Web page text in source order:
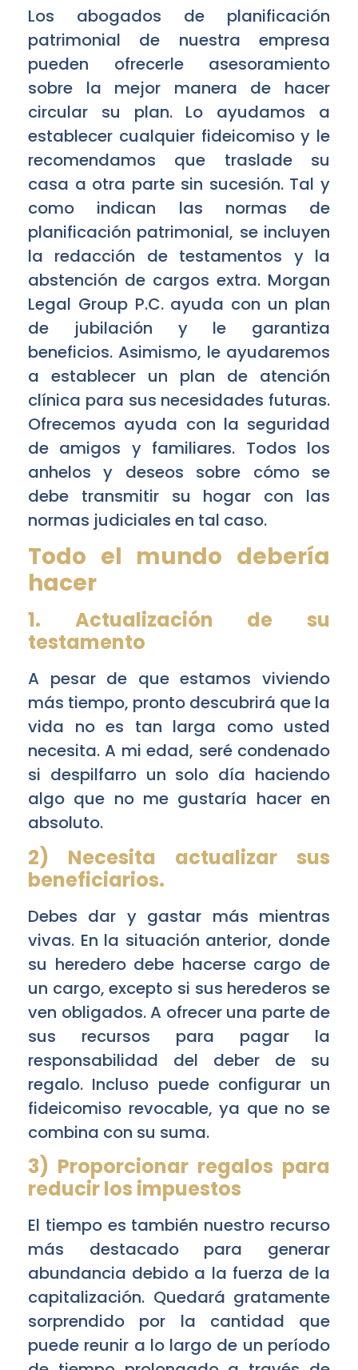
Los abogados de planificación
patrimonial de nuestra empresa
pueden ofrecerle asesoramiento
sobre la mejor manera de hacer
circular su plan. Lo ayudamos a
establecer cualquier fideicomiso y le
recomendamos que traslade su
casa a otra parte sin sucesión. Tal y
como indican las normas de
planificación patrimonial, se incluyen
la redacción de testamentos y la
abstención de cargos extra. Morgan
Legal Group P.C. ayuda con un plan
de jubilación y le garantiza
beneficios. Asimismo, le ayudaremos
a establecer un plan de atención
clínica para sus necesidades futuras.
Ofrecemos ayuda con la seguridad
de amigos y familiares. Todos los
anhelos y deseos sobre cómo se
debe transmitir su hogar con las
normas judiciales en tal caso.
Todo el mundo debería
hacer
1. Actualización de su
testamento
A pesar de que estamos viviendo
más tiempo, pronto descubrirá que la
vida no es tan larga como usted
necesita. A mi edad, seré condenado
si despilfarro un solo día haciendo
algo que no me gustaría hacer en
absoluto.
2) Necesita actualizar sus
beneficiarios.
Debes dar y gastar más mientras
vivas. En la situación anterior, donde
su heredero debe hacerse cargo de
un cargo, excepto si sus herederos se
ven obligados. A ofrecer una parte de
sus recursos para pagar la
responsabilidad del deber de su
regalo. Incluso puede configurar un
fideicomiso revocable, ya que no se
combina con su suma.
3) Proporcionar regalos para
reducir los impuestos
El tiempo es también nuestro recurso
más destacado para generar
abundancia debido a la fuerza de la
capitalización. Quedará gratamente
sorprendido por la cantidad que
puede reunir a lo largo de un período